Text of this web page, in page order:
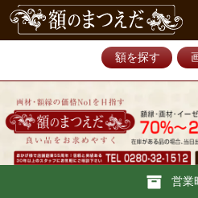
額を探す
営業